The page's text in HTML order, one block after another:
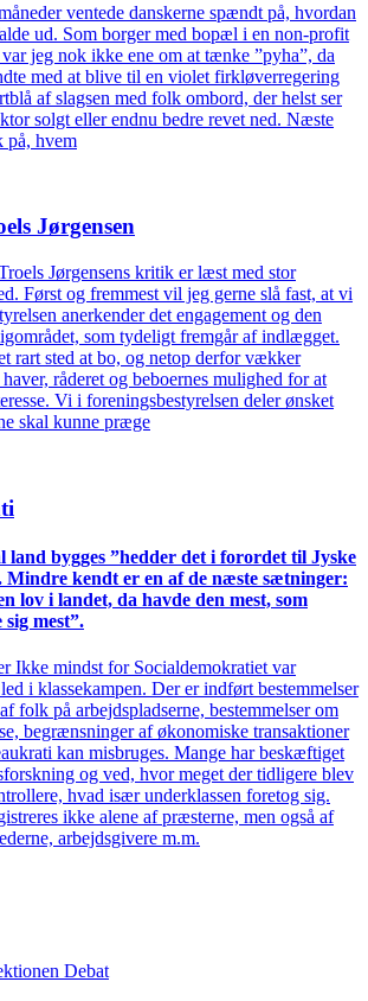
ventede danskerne spændt på, hvordan
ud. Som borger med bopæl i en non-profit
jeg nok ikke ene om at tænke ”pyha”, da
med at blive til en violet firkløverregering
af slagsen med folk ombord, der helst ser
solgt eller endnu bedre revet ned. Næste
på, hvem
Jørgensen
Jørgensens kritik er læst med stor
Først og fremmest vil jeg gerne slå fast, at vi
anerkender det engagement og den
som tydeligt fremgår af indlægget.
rart sted at bo, og netop derfor vækker
råderet og beboernes mulighed for at
Vi i foreningsbestyrelsen deler ønsket
skal kunne præge
land bygges ”hedder det i forordet til Jyske
Mindre kendt er en af de næste sætninger:
lov i landet, da havde den mest, som
mest”.
Ikke mindst for Socialdemokratiet var
i klassekampen. Der er indført bestemmelser
folk på arbejdspladserne, bestemmelser om
begrænsninger af økonomiske transaktioner
kan misbruges. Mange har beskæftiget
og ved, hvor meget der tidligere blev
hvad især underklassen foretog sig.
ikke alene af præsterne, men også af
arbejdsgivere m.m.
Debat